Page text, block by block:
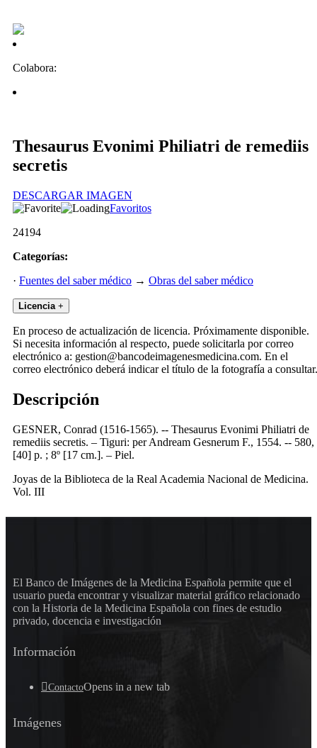
Colabora:
Thesaurus Evonimi Philiatri de remediis
secretis
DESCARGAR IMAGEN
Favoritos
24194
Categorías:
· Fuentes del saber médico → Obras del saber médico
Licencia +
En proceso de actualización de licencia. Próximamente disponible.
Si necesita información al respecto, puede solicitarla por correo
electrónico a: gestion@bancodeimagenesmedicina.com. En el
correo electrónico deberá indicar el título de la fotografía a consultar.
Descripción
GESNER, Conrad (1516-1565). -- Thesaurus Evonimi Philiatri de
remediis secretis. – Tiguri: per Andream Gesnerum F., 1554. -- 580,
[40] p. ; 8º [17 cm.]. – Piel.
Joyas de la Biblioteca de la Real Academia Nacional de Medicina.
Vol. III
El Banco de Imágenes de la Medicina Española permite que el
usuario pueda encontrar y visualizar material gráfico relacionado
con la Historia de la Medicina Española con fines de estudio
privado, docencia e investigación
Información
ContactoOpens in a new tab
Imágenes